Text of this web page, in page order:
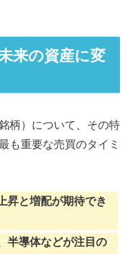
来の資産に変
柄）について、その特
も重要な売買のタイミ
昇と増配が期待でき
半導体などが注目の